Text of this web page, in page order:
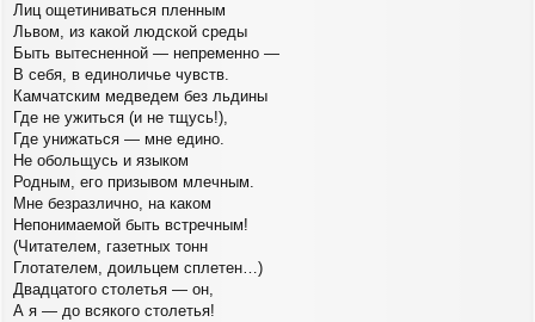
Лиц ощетиниваться пленным
Львом, из какой людской среды
Быть вытесненной — непременно —
В себя, в единоличье чувств.
Камчатским медведем без льдины
Где не ужиться (и не тщусь!),
Где унижаться — мне едино.
Не обольщусь и языком
Родным, его призывом млечным.
Мне безразлично, на каком
Непонимаемой быть встречным!
(Читателем, газетных тонн
Глотателем, доильцем сплетен…)
Двадцатого столетья — он,
А я — до всякого столетья!